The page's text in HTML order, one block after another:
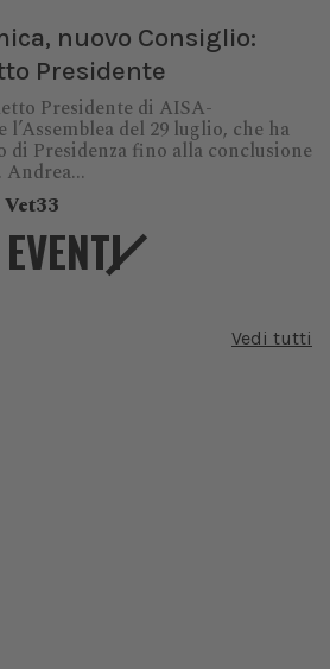
nuovo Consiglio:
Presidente
Presidente di AISA-
del 29 luglio, che ha
Presidenza fino alla conclusione
Andrea...
EVENTI
Vedi tutti